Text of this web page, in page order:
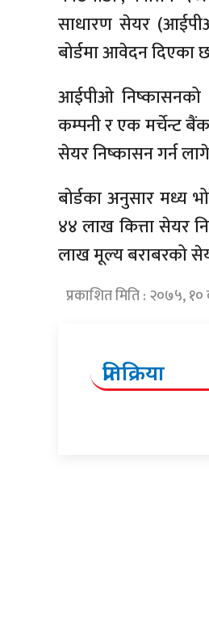
साधारण सेयर
बोर्डमा आवेदन दिएका
आईपीओ निष्कासनको
कम्पनी र एक मर्चेन्ट
सेयर निष्कासन गर्न
बोर्डका अनुसार मध्य
४४ लाख कित्ता सेयर
लाख मूल्य बराबरको
प्रकाशित मिति : २०७५,
प्रतिक्रिया